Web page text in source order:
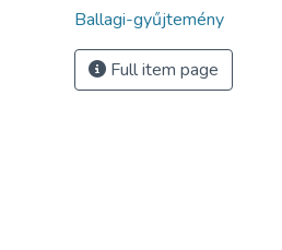
Ballagi-gyűjtemény
Full item page